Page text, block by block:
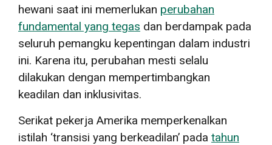
hewani saat ini memerlukan perubahan
fundamental yang tegas dan berdampak pada
seluruh pemangku kepentingan dalam industri
ini. Karena itu, perubahan mesti selalu
dilakukan dengan mempertimbangkan
keadilan dan inklusivitas.
Serikat pekerja Amerika memperkenalkan
istilah ‘transisi yang berkeadilan’ pada tahun